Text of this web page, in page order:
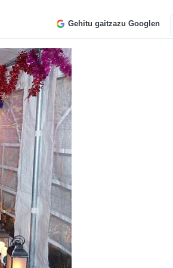
Gehitu gaitzazu Googlen